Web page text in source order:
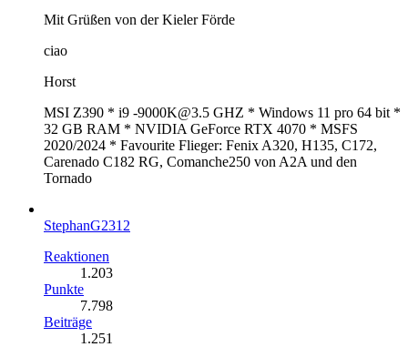
Mit Grüßen von der Kieler Förde
ciao
Horst
MSI Z390 * i9 -9000K@3.5 GHZ * Windows 11 pro 64 bit *
32 GB RAM * NVIDIA GeForce RTX 4070 * MSFS
2020/2024 * Favourite Flieger: Fenix A320, H135, C172,
Carenado C182 RG, Comanche250 von A2A und den
Tornado
StephanG2312
Reaktionen
1.203
Punkte
7.798
Beiträge
1.251